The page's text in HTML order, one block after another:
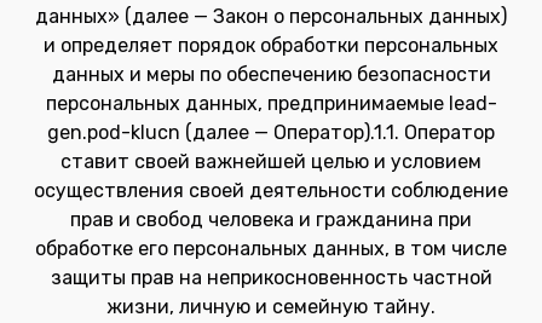
данных» (далее — Закон о персональных данных)
и определяет порядок обработки персональных
данных и меры по обеспечению безопасности
персональных данных, предпринимаемые lead-
gen.pod-klucn (далее — Оператор).1.1. Оператор
ставит своей важнейшей целью и условием
осуществления своей деятельности соблюдение
прав и свобод человека и гражданина при
обработке его персональных данных, в том числе
защиты прав на неприкосновенность частной
жизни, личную и семейную тайну.